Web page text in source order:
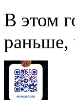
В этом
раньше,